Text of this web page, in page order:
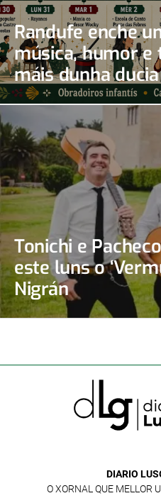
Randufe enche
música, humor e
máis dunha
Tonichi e
este luns o
Nigrán
DIARIO
O XORNAL QUE MELLOR